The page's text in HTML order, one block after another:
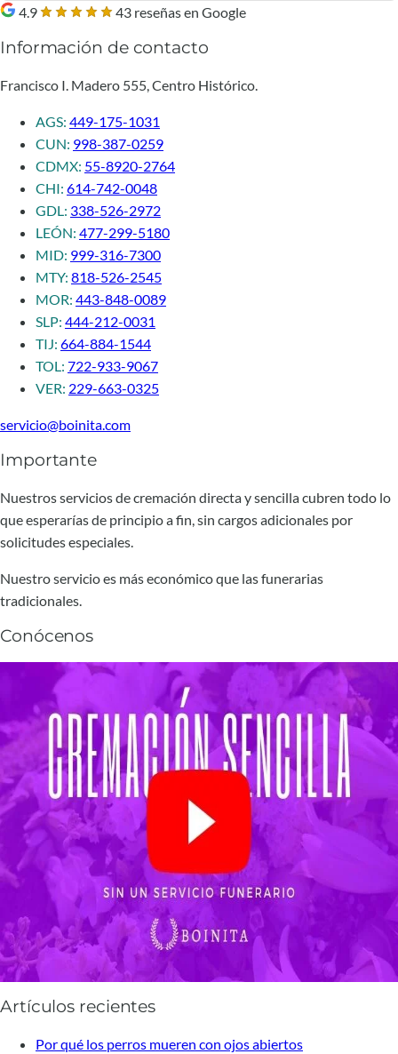
4.9
43 reseñas en Google
Información de contacto
Francisco I. Madero 555, Centro Histórico.
AGS: 449-175-1031
CUN: 998-387-0259
CDMX: 55-8920-2764
CHI: 614-742-0048
GDL: 338-526-2972
LEÓN: 477-299-5180
MID: 999-316-7300
MTY: 818-526-2545
MOR: 443-848-0089
SLP: 444-212-0031
TIJ: 664-884-1544
TOL: 722-933-9067
VER: 229-663-0325
servicio@boinita.com
Importante
Nuestros servicios de cremación directa y sencilla cubren todo lo
que esperarías de principio a fin, sin cargos adicionales por
solicitudes especiales.
Nuestro servicio es más económico que las funerarias
tradicionales.
Conócenos
Artículos recientes
Por qué los perros mueren con ojos abiertos